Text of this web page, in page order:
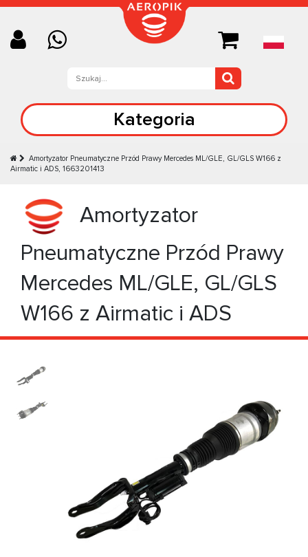
Kategoria
Amortyzator Pneumatyczne Przód Prawy Mercedes ML/GLE, GL/GLS W166 z
Airmatic i ADS, 1663201413
Amortyzator
Pneumatyczne Przód Prawy
Mercedes ML/GLE, GL/GLS
W166 z Airmatic i ADS